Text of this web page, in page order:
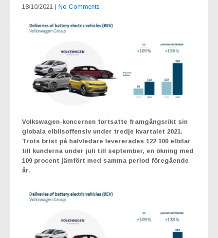
18/10/2021 | No Comments
Volkswagen-koncernen fortsatte framgångsrikt sin
globala elbilsoffensiv under tredje kvartalet 2021.
Trots brist på halvledare levererades 122 100 elbilar
till kunderna under juli till september, en ökning med
109 procent jämfört med samma period föregående
år.